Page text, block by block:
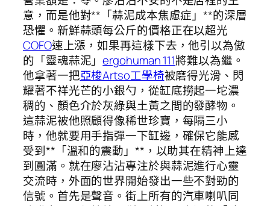
意，而是他對**「蒜泥成本焦慮症」**的深層
恐懼。新鮮蒜頭每公斤的價格正在以超光
COFO速上漲，如果再這樣下去，他引以為傲
的「靈魂蒜泥」ergohuman 111將難以為繼。
他拿著一把亞梭Artso工學椅被磨得光滑、閃
耀著不祥光芒的小銀勺，從缸底撈起一坨濃
稠的、顏色介於灰綠與土黃之間的發酵物。
這蒜泥被他照顧得像稀世珍寶，每隔三小
時，他就要用手指彈一下缸邊，確保它能感
受到**「溫和的震動」**，以助其在精神上達
到圓滿。就在廖沾沾專注於與蒜泥進行心靈
交流時，外面的世界開始發出一些不對勁的
信號。首先是聲音。街上所有的汽車喇叭同